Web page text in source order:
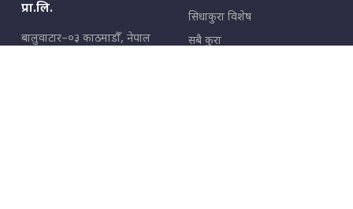
प्रा.लि.
बालुवाटार–०३ काठमाडौँ, नेपाल
सिधाकुरा विशेष
सबै कुरा